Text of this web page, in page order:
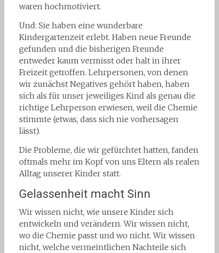
waren hochmotiviert.
Und: Sie haben eine wunderbare
Kindergartenzeit erlebt. Haben neue Freunde
gefunden und die bisherigen Freunde
entweder kaum vermisst oder halt in ihrer
Freizeit getroffen. Lehrpersonen, von denen
wir zunächst Negatives gehört haben, haben
sich als für unser jeweiliges Kind als genau die
richtige Lehrperson erwiesen, weil die Chemie
stimmte (etwas, dass sich nie vorhersagen
lässt).
Die Probleme, die wir gefürchtet hatten, fanden
oftmals mehr im Kopf von uns Eltern als realen
Alltag unserer Kinder statt.
Gelassenheit macht Sinn
Wir wissen nicht, wie unsere Kinder sich
entwickeln und verändern. Wir wissen nicht,
wo die Chemie passt und wo nicht. Wir wissen
nicht, welche vermeintlichen Nachteile sich